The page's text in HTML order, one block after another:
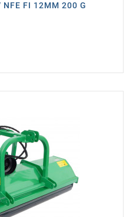
NFE FI 12MM 200 G